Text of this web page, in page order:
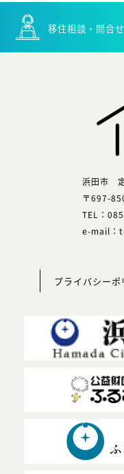
移住相談・問合せ
浜田市
〒697-
TEL：
e-mail：
プライバシーポ